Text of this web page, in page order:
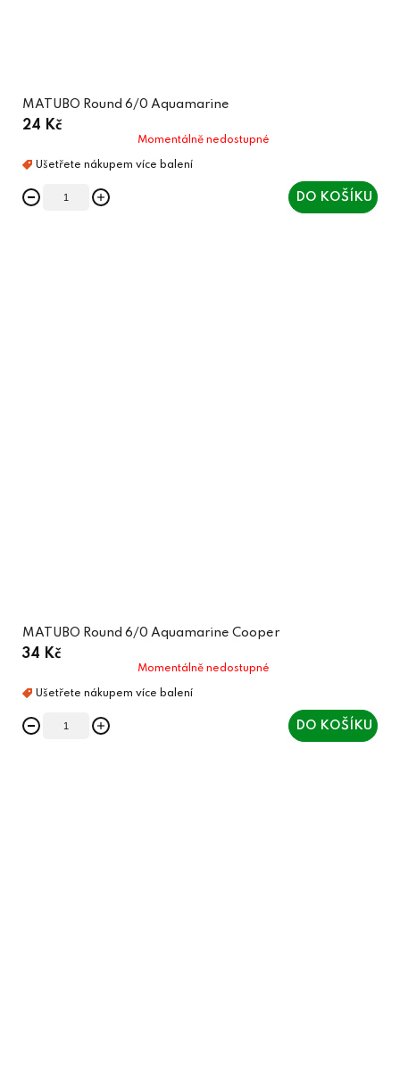
MATUBO Round 6/0 Aquamarine
24 Kč
Momentálně nedostupné
DO KOŠÍKU
MATUBO Round 6/0 Aquamarine Cooper
34 Kč
Momentálně nedostupné
DO KOŠÍKU